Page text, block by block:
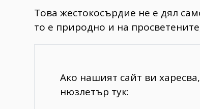
Това жестокосърдие не е дял
то е природно и на
Ако нашият сайт ви
нюзлетър тук: